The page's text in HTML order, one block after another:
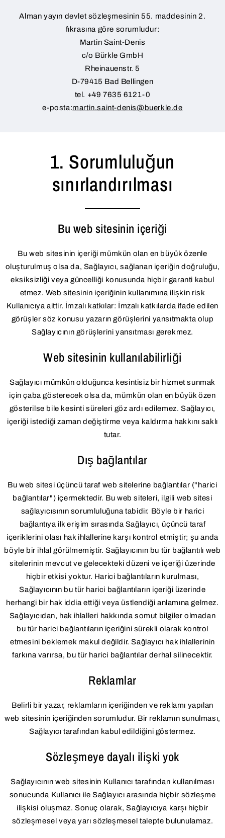
Alman yayın devlet sözleşmesinin 55. maddesinin 2.
fıkrasına göre sorumludur:
Martin Saint-Denis
c/o Bürkle GmbH
Rheinauenstr. 5
D-79415 Bad Bellingen
tel. +49 7635 6121-0
e-posta:martin.saint-denis@buerkle.de
1. Sorumluluğun
sınırlandırılması
Bu web sitesinin içeriği
Bu web sitesinin içeriği mümkün olan en büyük özenle
oluşturulmuş olsa da, Sağlayıcı, sağlanan içeriğin doğruluğu,
eksiksizliği veya güncelliği konusunda hiçbir garanti kabul
etmez. Web sitesinin içeriğinin kullanımına ilişkin risk
Kullanıcıya aittir. İmzalı katkılar: İmzalı katkılarda ifade edilen
görüşler söz konusu yazarın görüşlerini yansıtmakta olup
Sağlayıcının görüşlerini yansıtması gerekmez.
Web sitesinin kullanılabilirliği
Sağlayıcı mümkün olduğunca kesintisiz bir hizmet sunmak
için çaba gösterecek olsa da, mümkün olan en büyük özen
gösterilse bile kesinti süreleri göz ardı edilemez. Sağlayıcı,
içeriği istediği zaman değiştirme veya kaldırma hakkını saklı
tutar.
Dış bağlantılar
Bu web sitesi üçüncü taraf web sitelerine bağlantılar ("harici
bağlantılar") içermektedir. Bu web siteleri, ilgili web sitesi
sağlayıcısının sorumluluğuna tabidir. Böyle bir harici
bağlantıya ilk erişim sırasında Sağlayıcı, üçüncü taraf
içeriklerini olası hak ihlallerine karşı kontrol etmiştir; şu anda
böyle bir ihlal görülmemiştir. Sağlayıcının bu tür bağlantılı web
sitelerinin mevcut ve gelecekteki düzeni ve içeriği üzerinde
hiçbir etkisi yoktur. Harici bağlantıların kurulması,
Sağlayıcının bu tür harici bağlantıların içeriği üzerinde
herhangi bir hak iddia ettiği veya üstlendiği anlamına gelmez.
Sağlayıcıdan, hak ihlalleri hakkında somut bilgiler olmadan
bu tür harici bağlantıların içeriğini sürekli olarak kontrol
etmesini beklemek makul değildir. Sağlayıcı hak ihlallerinin
farkına varırsa, bu tür harici bağlantılar derhal silinecektir.
Reklamlar
Belirli bir yazar, reklamların içeriğinden ve reklamı yapılan
web sitesinin içeriğinden sorumludur. Bir reklamın sunulması,
Sağlayıcı tarafından kabul edildiğini göstermez.
Sözleşmeye dayalı ilişki yok
Sağlayıcının web sitesinin Kullanıcı tarafından kullanılması
sonucunda Kullanıcı ile Sağlayıcı arasında hiçbir sözleşme
ilişkisi oluşmaz. Sonuç olarak, Sağlayıcıya karşı hiçbir
sözleşmesel veya yarı sözleşmesel talepte bulunulamaz.